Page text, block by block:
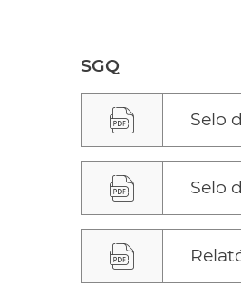
SGQ
Selo
Selo